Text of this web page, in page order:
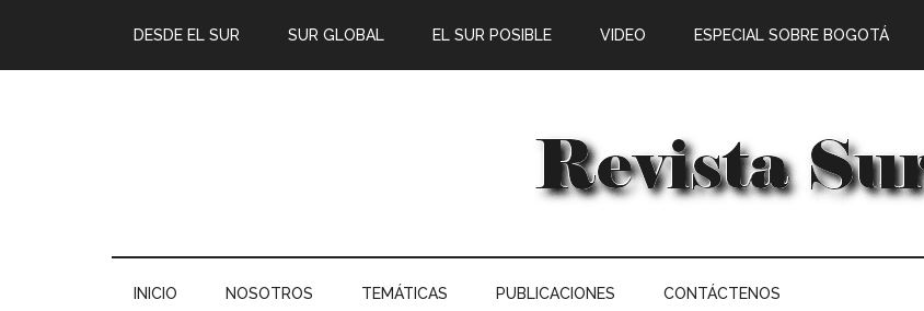
DESDE EL SUR SUR GLOBAL EL SUR POSIBLE VIDEO ESPECIAL SOBRE BOGOTÁ
INICIO NOSOTROS TEMÁTICAS PUBLICACIONES CONTÁCTENOS